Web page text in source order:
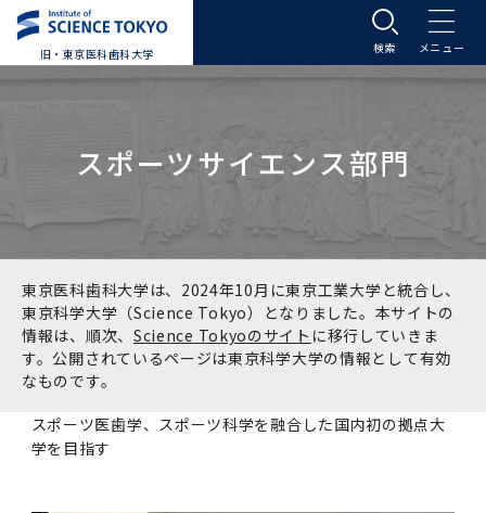
旧・東京医科歯科大学
大学案内トップ
学長メッセージ
基本理念・沿革
基本理念・沿革トップ
東京医科歯科大学の特色
入学案内
入学案内トップ
大学案内
学部受験生向け「大学案内」（冊子）
学生生活
学生生活トップ
Science Tokyo SPRING (医歯学系)
教育研究組織等
教育研究組織等トップ
大学病院
スポーツサイエンス部門
東京医科歯科大学は、2024年10月に東京工業大学と統合し、
東京科学大学（Science Tokyo）となりました。本サイトの
情報は、順次、 Science Tokyoのサイト に移行していきま
す。公開されているページは東京科学大学の情報として有効
なものです。
スポーツ医歯学、スポーツ科学を融合した国内初の拠点大
学を目指す